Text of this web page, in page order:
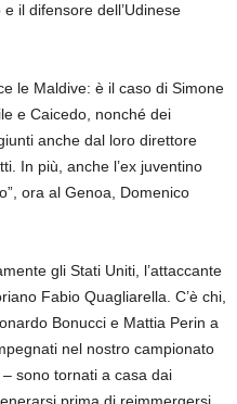
il difensore dell’Udinese
le Maldive: è il caso di Simone
e Caicedo, nonché dei
anche dal loro direttore
In più, anche l’ex juventino
ora al Genoa, Domenico
gli Stati Uniti, l’attaccante
Fabio Quagliarella. C’è chi,
Bonucci e Mattia Perin a
nel nostro campionato
sono tornati a casa dai